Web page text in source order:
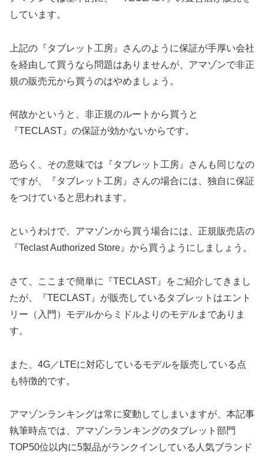
しています。
上記の『タブレット工房』さんのように保証が手厚い会社
を経由して買うなら問題はありませんが、アマゾンで非正
規の販売元から買うのはやめましょう。
何故かというと、非正規のルートから買うと
『TECLAST』の保証が効かないからです。
恐らく、その意味では『タブレット工房』さんも同じなの
ですが、『タブレット工房』さんの場合には、独自に保証
をつけていると思われます。
というわけで、アマゾンから買う場合には、正規販売店の
『Teclast Authorized Store』から買うようにしましょう。
さて、ここまで簡単に『TECLAST』をご紹介してきまし
たが、『TECLAST』が販売しているタブレットはエント
リー（入門）モデルからミドルよりのモデルまでありま
す。
また、4G／LTEに対応しているモデルを販売している点
も特徴的です。
アマゾンランキングは常に変動してしまいますが、本記事
執筆時点では、アマゾンランキングのタブレット部門
TOP50位以内に5製品がランクインしている人気ブランド